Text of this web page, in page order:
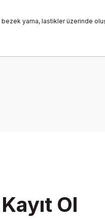
yama, lastikler üzerinde
Ol